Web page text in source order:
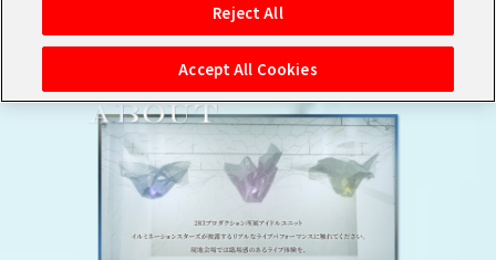
Reject All
Accept All Cookies